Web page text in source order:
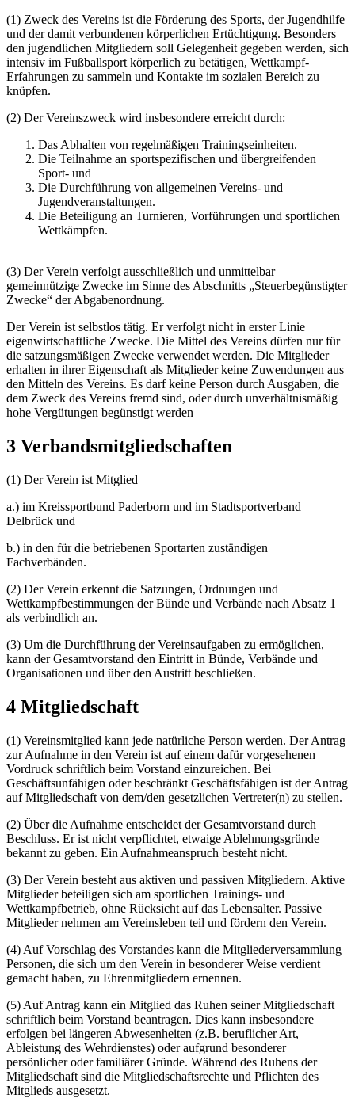
(1) Zweck des Vereins ist die Förderung des Sports, der Jugendhilfe
und der damit verbundenen körperlichen Ertüchtigung. Besonders
den jugendlichen Mitgliedern soll Gelegenheit gegeben werden, sich
intensiv im Fußballsport körperlich zu betätigen, Wettkampf-
Erfahrungen zu sammeln und Kontakte im sozialen Bereich zu
knüpfen.
(2) Der Vereinszweck wird insbesondere erreicht durch:
Das Abhalten von regelmäßigen Trainingseinheiten.
Die Teilnahme an sportspezifischen und übergreifenden
Sport- und
Die Durchführung von allgemeinen Vereins- und
Jugendveranstaltungen.
Die Beteiligung an Turnieren, Vorführungen und sportlichen
Wettkämpfen.
(3) Der Verein verfolgt ausschließlich und unmittelbar
gemeinnützige Zwecke im Sinne des Abschnitts „Steuerbegünstigter
Zwecke“ der Abgabenordnung.
Der Verein ist selbstlos tätig. Er verfolgt nicht in erster Linie
eigenwirtschaftliche Zwecke. Die Mittel des Vereins dürfen nur für
die satzungsmäßigen Zwecke verwendet werden. Die Mitglieder
erhalten in ihrer Eigenschaft als Mitglieder keine Zuwendungen aus
den Mitteln des Vereins. Es darf keine Person durch Ausgaben, die
dem Zweck des Vereins fremd sind, oder durch unverhältnismäßig
hohe Vergütungen begünstigt werden
3 Verbandsmitgliedschaften
(1) Der Verein ist Mitglied
a.) im Kreissportbund Paderborn und im Stadtsportverband
Delbrück und
b.) in den für die betriebenen Sportarten zuständigen
Fachverbänden.
(2) Der Verein erkennt die Satzungen, Ordnungen und
Wettkampfbestimmungen der Bünde und Verbände nach Absatz 1
als verbindlich an.
(3) Um die Durchführung der Vereinsaufgaben zu ermöglichen,
kann der Gesamtvorstand den Eintritt in Bünde, Verbände und
Organisationen und über den Austritt beschließen.
4 Mitgliedschaft
(1) Vereinsmitglied kann jede natürliche Person werden. Der Antrag
zur Aufnahme in den Verein ist auf einem dafür vorgesehenen
Vordruck schriftlich beim Vorstand einzureichen. Bei
Geschäftsunfähigen oder beschränkt Geschäftsfähigen ist der Antrag
auf Mitgliedschaft von dem/den gesetzlichen Vertreter(n) zu stellen.
(2) Über die Aufnahme entscheidet der Gesamtvorstand durch
Beschluss. Er ist nicht verpflichtet, etwaige Ablehnungsgründe
bekannt zu geben. Ein Aufnahmeanspruch besteht nicht.
(3) Der Verein besteht aus aktiven und passiven Mitgliedern. Aktive
Mitglieder beteiligen sich am sportlichen Trainings- und
Wettkampfbetrieb, ohne Rücksicht auf das Lebensalter. Passive
Mitglieder nehmen am Vereinsleben teil und fördern den Verein.
(4) Auf Vorschlag des Vorstandes kann die Mitgliederversammlung
Personen, die sich um den Verein in besonderer Weise verdient
gemacht haben, zu Ehrenmitgliedern ernennen.
(5) Auf Antrag kann ein Mitglied das Ruhen seiner Mitgliedschaft
schriftlich beim Vorstand beantragen. Dies kann insbesondere
erfolgen bei längeren Abwesenheiten (z.B. beruflicher Art,
Ableistung des Wehrdienstes) oder aufgrund besonderer
persönlicher oder familiärer Gründe. Während des Ruhens der
Mitgliedschaft sind die Mitgliedschaftsrechte und Pflichten des
Mitglieds ausgesetzt.